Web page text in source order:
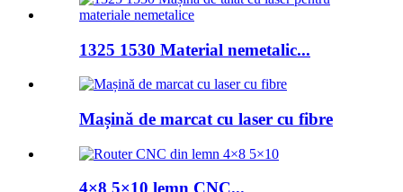
1325 1530 Material nemetalic...
Mașină de marcat cu laser cu fibre